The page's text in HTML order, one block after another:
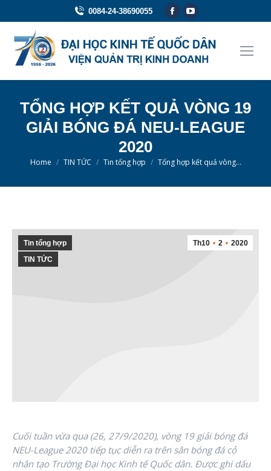
0084-24-38690055
Facebook
opens
in
YouTube
opens
in
TỔNG HỢP KẾT QUẢ VÒNG 19
GIẢI BÓNG ĐÁ NEU-LEAGUE
2020
You are here:
Home TIN TỨC Tin tổng hợp Tổng hợp kết quả vòng…
Th10 2 2020
Tin tổng hợp
TIN TỨC
Cuối tuần vừa qua (26, 27/9/2020), vòng 19 giải bóng đá
NEU-League 2020 tiếp tục diễn ra trên sân bóng đá cỏ
nhân tạo Trường Đại học Kinh tế Quốc dân. Được ghi dấu